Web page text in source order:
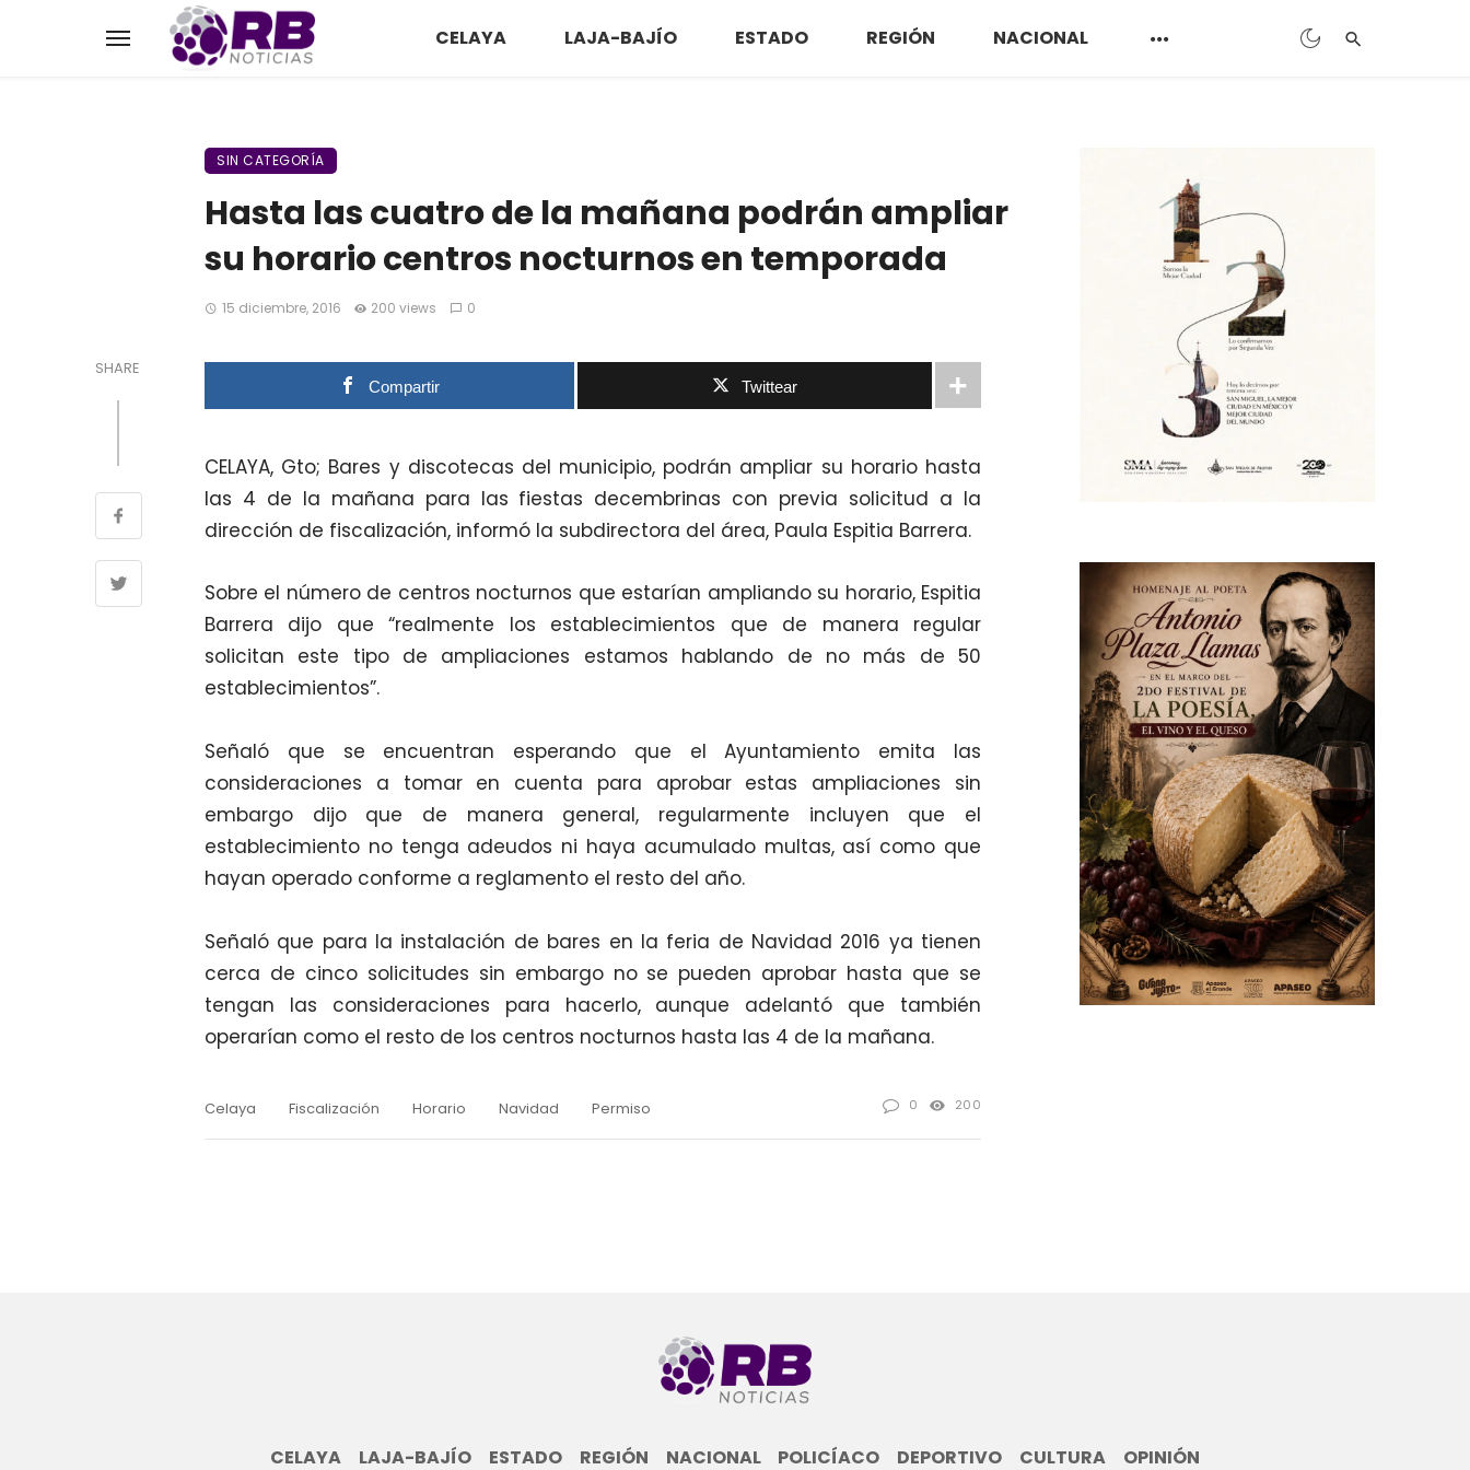
CELAYA LAJA-BAJÍO ESTADO REGIÓN NACIONAL
SIN CATEGORÍA
Hasta las cuatro de la mañana podrán ampliar
su horario centros nocturnos en temporada
15 diciembre, 2016 200 views 0
SHARE
Compartir Twittear
CELAYA, Gto; Bares y discotecas del municipio, podrán ampliar su horario hasta
las 4 de la mañana para las fiestas decembrinas con previa solicitud a la
dirección de fiscalización, informó la subdirectora del área, Paula Espitia Barrera.
Sobre el número de centros nocturnos que estarían ampliando su horario, Espitia
Barrera dijo que “realmente los establecimientos que de manera regular
solicitan este tipo de ampliaciones estamos hablando de no más de 50
establecimientos”.
Señaló que se encuentran esperando que el Ayuntamiento emita las
consideraciones a tomar en cuenta para aprobar estas ampliaciones sin
embargo dijo que de manera general, regularmente incluyen que el
establecimiento no tenga adeudos ni haya acumulado multas, así como que
hayan operado conforme a reglamento el resto del año.
Señaló que para la instalación de bares en la feria de Navidad 2016 ya tienen
cerca de cinco solicitudes sin embargo no se pueden aprobar hasta que se
tengan las consideraciones para hacerlo, aunque adelantó que también
operarían como el resto de los centros nocturnos hasta las 4 de la mañana.
Celaya Fiscalización Horario Navidad Permiso 0 200
CELAYA LAJA-BAJÍO ESTADO REGIÓN NACIONAL POLICÍACO DEPORTIVO CULTURA OPINIÓN